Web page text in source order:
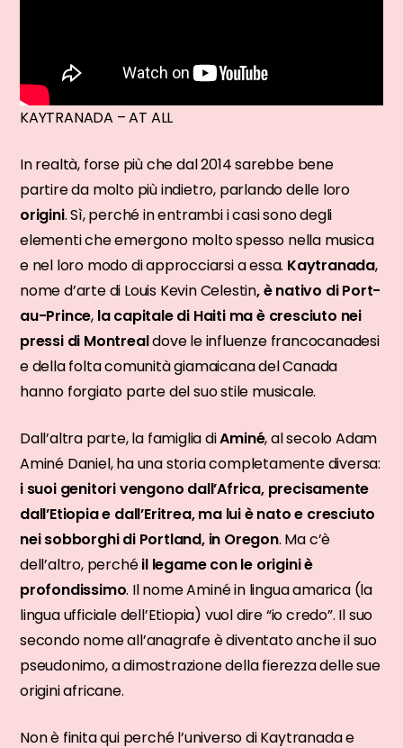
KAYTRANADA – AT ALL
In realtà, forse più che dal 2014 sarebbe bene
partire da molto più indietro, parlando delle loro
origini. Sì, perché in entrambi i casi sono degli
elementi che emergono molto spesso nella musica
e nel loro modo di approcciarsi a essa. Kaytranada,
nome d’arte di Louis Kevin Celestin, è nativo di Port-
au-Prince, la capitale di Haiti ma è cresciuto nei
pressi di Montrealdove le influenze francocanadesi
e della folta comunità giamaicana del Canada
hanno forgiato parte del suo stile musicale.
Dall’altra parte, la famiglia diAminé, al secolo Adam
Aminé Daniel, ha una storia completamente diversa:
i suoi genitori vengono dall’Africa, precisamente
dall’Etiopia e dall’Eritrea, ma lui è nato e cresciuto
nei sobborghi di Portland, in Oregon. Ma c’è
dell’altro, perchéil legame con le origini è
profondissimo. Il nome Aminé in lingua amarica (la
lingua ufficiale dell’Etiopia) vuol dire “io credo”. Il suo
secondo nome all’anagrafe è diventato anche il suo
pseudonimo, a dimostrazione della fierezza delle sue
origini africane.
Non è finita qui perché l’universo di Kaytranada e